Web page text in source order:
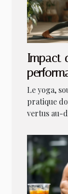
Impact
résultats
Le yoga,
pratique
vertus au-